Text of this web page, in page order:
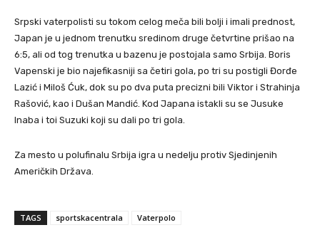
Srpski vaterpolisti su tokom celog meča bili bolji i imali prednost,
Japan je u jednom trenutku sredinom druge četvrtine prišao na
6:5, ali od tog trenutka u bazenu je postojala samo Srbija. Boris
Vapenski je bio najefikasniji sa četiri gola, po tri su postigli Đorđe
Lazić i Miloš Ćuk, dok su po dva puta precizni bili Viktor i Strahinja
Rašović, kao i Dušan Mandić. Kod Japana istakli su se Jusuke
Inaba i toi Suzuki koji su dali po tri gola.
Za mesto u polufinalu Srbija igra u nedelju protiv Sjedinjenih
Američkih Država.
TAGS sportskacentrala
Vaterpolo